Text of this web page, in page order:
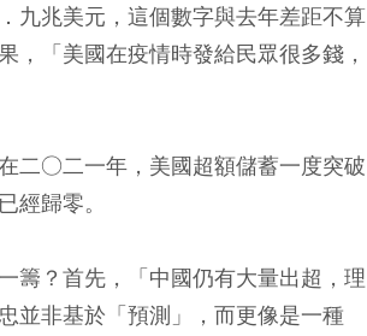
九兆美元，這個數字與去年差距不算
，「美國在疫情時發給民眾很多錢，
二○二一年，美國超額儲蓄一度突破
經歸零。
籌？首先，「中國仍有大量出超，理
並非基於「預測」，而更像是一種